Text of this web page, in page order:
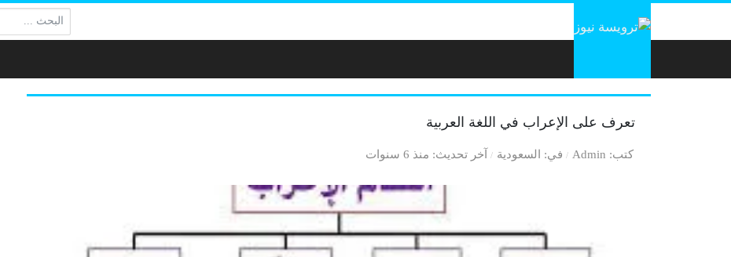
البحث:
تعرف على الإعراب في اللغة العربية
كتب Admin في السعودية آخر تحديث منذ 6 سنوات